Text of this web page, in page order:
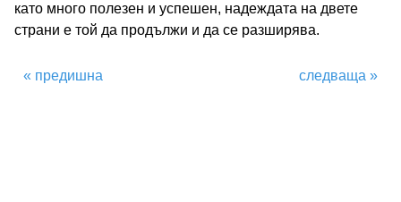
като много полезен и успешен, надеждата на двете
страни е той да продължи и да се разширява.
« предишна следваща »